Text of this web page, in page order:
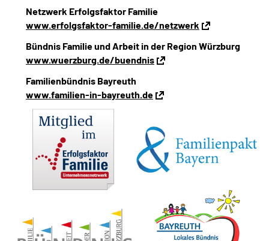
Netzwerk Erfolgsfaktor Familie
www.erfolgsfaktor-familie.de/netzwerk
Bündnis Familie und Arbeit in der Region Würzburg
www.wuerzburg.de/buendnis
Familienbündnis Bayreuth
www.familien-in-bayreuth.de